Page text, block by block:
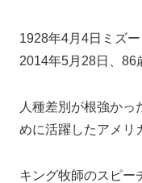
1928年4月4日ミズ
2014年5月28日、86
人種差別が根強かっ
めに活躍したアメリ
キング牧師のスピー